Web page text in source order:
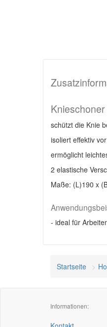
Knieschoner
schützt die Knie
isoliert effektiv
ermöglicht
2 elastische
Maße: (L)190 x
- ideal für
Startseite
Informationen: